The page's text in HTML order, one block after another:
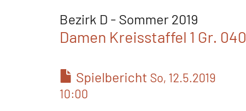
Bezirk D - Sommer 2019
Damen Kreisstaffel 1 Gr. 040
Spielbericht So, 12.5.2019
10:00